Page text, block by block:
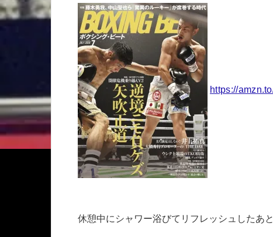
https://
休憩中にシャワー浴びてリフレッシュしたあ